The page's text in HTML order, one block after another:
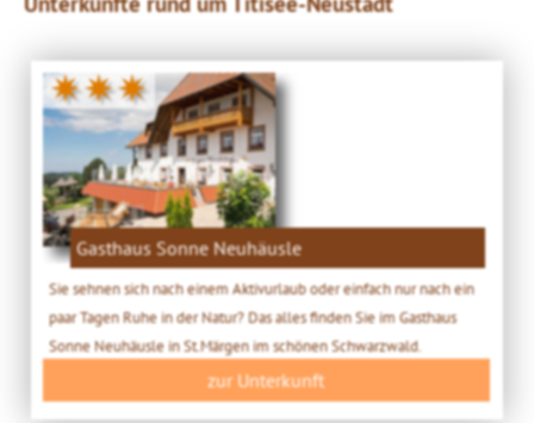
✷✷✷
Gasthaus Sonne Neuhäusle
Sie sehnen sich nach einem Aktivurlaub oder einfach nur nach ein
paar Tagen Ruhe in der Natur? Das alles finden Sie im Gasthaus
Sonne Neuhäusle in St.Märgen im schönen Schwarzwald.
zur Unterkunft